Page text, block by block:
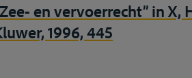
en vervoerrecht” in X,
1996, 445